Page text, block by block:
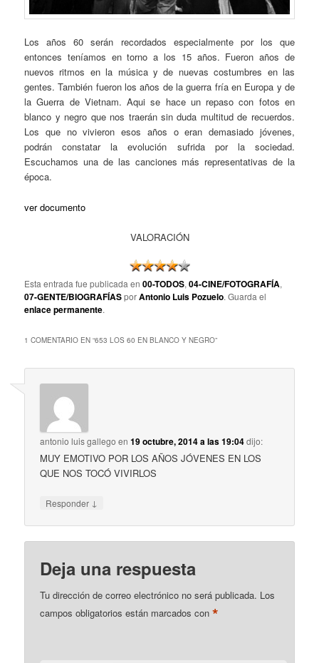
Los años 60 serán recordados especialmente por los que
entonces teníamos en torno a los 15 años. Fueron años de
nuevos ritmos en la música y de nuevas costumbres en las
gentes. También fueron los años de la guerra fría en Europa y de
la Guerra de Vietnam. Aqui se hace un repaso con fotos en
blanco y negro que nos traerán sin duda multitud de recuerdos.
Los que no vivieron esos años o eran demasiado jóvenes,
podrán constatar la evolución sufrida por la sociedad.
Escuchamos una de las canciones más representativas de la
época.
ver documento
VALORACIÓN
Esta entrada fue publicada en00-TODOS,04-CINE/FOTOGRAFÍA,
07-GENTE/BIOGRAFÍASporAntonio Luis Pozuelo. Guarda el
enlace permanente.
1 COMENTARIO EN “653 LOS 60 EN BLANCO Y NEGRO”
antonio luis gallego en19 octubre, 2014 a las 19:04dijo:
MUY EMOTIVO POR LOS AÑOS JÓVENES EN LOS
QUE NOS TOCÓ VIVIRLOS
Responder ↓
Deja una respuesta
Tu dirección de correo electrónico no será publicada. Los
campos obligatorios están marcados con*